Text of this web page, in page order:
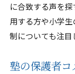
に合致する声を
用する方や小学
制についても注目
塾の保護者